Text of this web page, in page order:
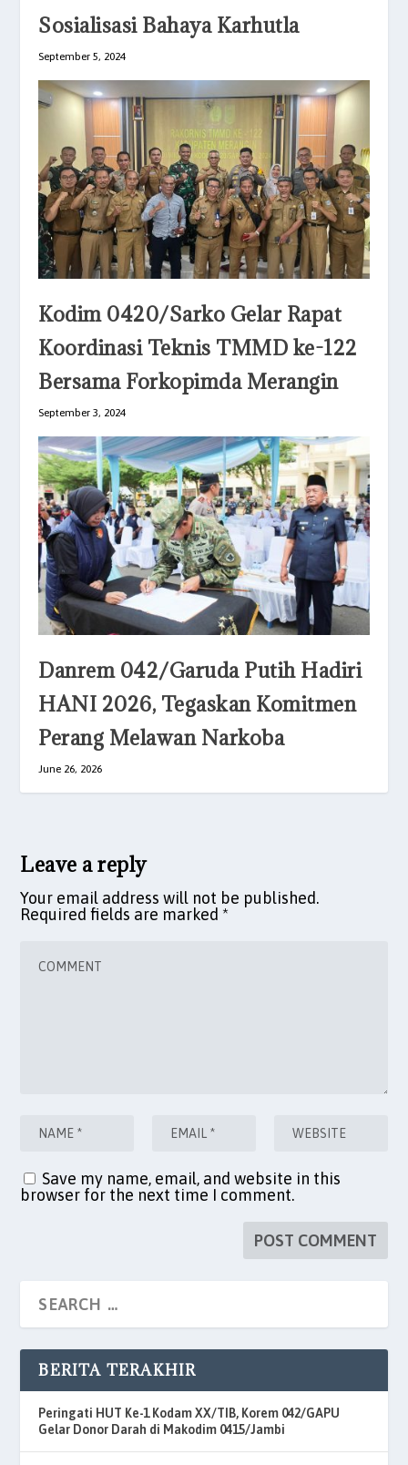
Sosialisasi Bahaya Karhutla
September 5, 2024
Kodim 0420/Sarko Gelar Rapat
Koordinasi Teknis TMMD ke-122
Bersama Forkopimda Merangin
September 3, 2024
Danrem 042/Garuda Putih Hadiri
HANI 2026, Tegaskan Komitmen
Perang Melawan Narkoba
June 26, 2026
Leave a reply
Your email address will not be published.
Required fields are marked *
Save my name, email, and website in this
browser for the next time I comment.
BERITA TERAKHIR
Peringati HUT Ke-1 Kodam XX/TIB, Korem 042/GAPU
Gelar Donor Darah di Makodim 0415/Jambi